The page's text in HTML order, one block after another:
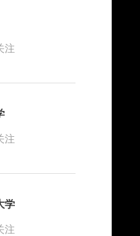
注
注
学
注